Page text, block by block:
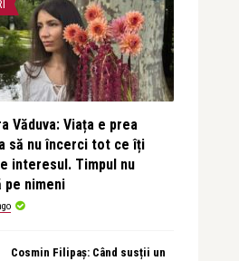
Văduva: Viața e prea
să nu încerci tot ce îți
interesul. Timpul nu
pe nimeni
Cosmin Filipaș: Când susții un